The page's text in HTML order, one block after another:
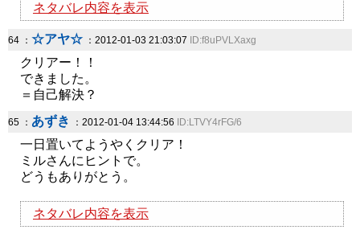
ネタバレ内容を表示
64 ： ☆アヤ☆ ：2012-01-03 21:03:07 ID:f8uPVLXaxg
クリアー！！
できました。
＝自己解決？
65 ： あずき ：2012-01-04 13:44:56 ID:LTVY4rFG/6
一日置いてようやくクリア！
ミルさんにヒントで。
どうもありがとう。
ネタバレ内容を表示